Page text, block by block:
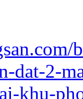
dat-2-
khu-